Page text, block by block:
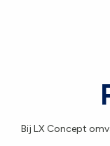
Bij LX Concept